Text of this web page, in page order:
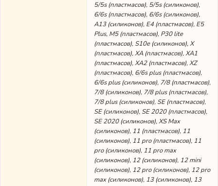
5/5s (пластмасов), 5/5s (силиконов),
6/6s (пластмасов), 6/6s (силиконов),
A13 (силиконов), E4 (пластмасов), E5
Plus, M5 (пластмасов), P30 lite
(пластмасов), S10e (силиконов), X
(пластмасов), XA (пластмасов), XA1
(пластмасов), XA2 (пластмасов), XZ
(пластмасов), 6/6s plus (пластмасов),
6/6s plus (силиконов), 7/8 (пластмасов),
7/8 (силиконов), 7/8 plus (пластмасов),
7/8 plus (силиконов), SE (пластмасов),
SE (силиконов), SE 2020 (пластмасов),
SE 2020 (силиконов), XS Max
(силиконов), 11 (пластмасов), 11
(силиконов), 11 pro (пластмасов), 11
pro (силиконов), 11 pro max
(силиконов), 12 (силиконов), 12 mini
(силиконов), 12 pro (силиконов), 12 pro
max (силиконов), 13 (силиконов), 13